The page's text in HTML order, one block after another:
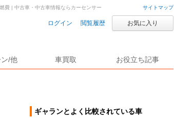
サイトマップ
ログイン 閲覧履歴 お気に入り
/他 車買取 お役立ち記事
費 | 中古車・中古車情報ならカーセンサー
ギャランとよく比較されている車